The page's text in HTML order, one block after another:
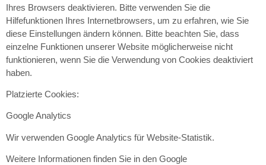
Ihres Browsers deaktivieren. Bitte verwenden Sie die
Hilfefunktionen Ihres Internetbrowsers, um zu erfahren, wie Sie
diese Einstellungen ändern können. Bitte beachten Sie, dass
einzelne Funktionen unserer Website möglicherweise nicht
funktionieren, wenn Sie die Verwendung von Cookies deaktiviert
haben.
Platzierte Cookies:
Google Analytics
Wir verwenden Google Analytics für Website-Statistik.
Weitere Informationen finden Sie in den Google